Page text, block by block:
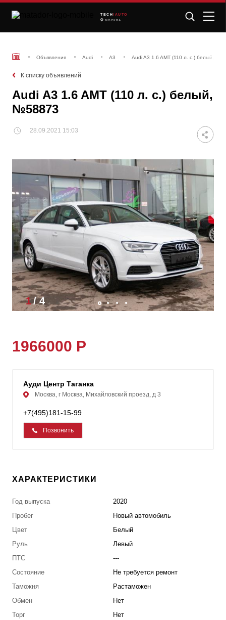
TECH /AUTO
МОСКВА
Объявления Audi A3 Audi A3 1.6 AMT (110 л. с.) белый,
К списку объявлений
Audi A3 1.6 AMT (110 л. с.) белый,
№58873
28.09.2021 15:03
1/4
1966000 Р
Ауди Центр Таганка
Москва, г Москва, Михайловский проезд, д 3
+7(495)181-15-99
Позвонить
ХАРАКТЕРИСТИКИ
Год выпуска
2020
Пробег
Новый автомобиль
Цвет
Белый
Руль
Левый
ПТС
---
Состояние
Не требуется ремонт
Таможня
Растаможен
Обмен
Нет
Торг
Нет